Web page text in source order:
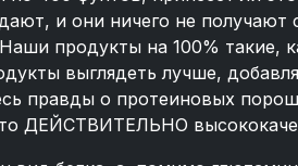
и они ничего не
продукты на 100% такие,
выглядеть лучше,
правды о протеиновых
ДЕЙСТВИТЕЛЬНО